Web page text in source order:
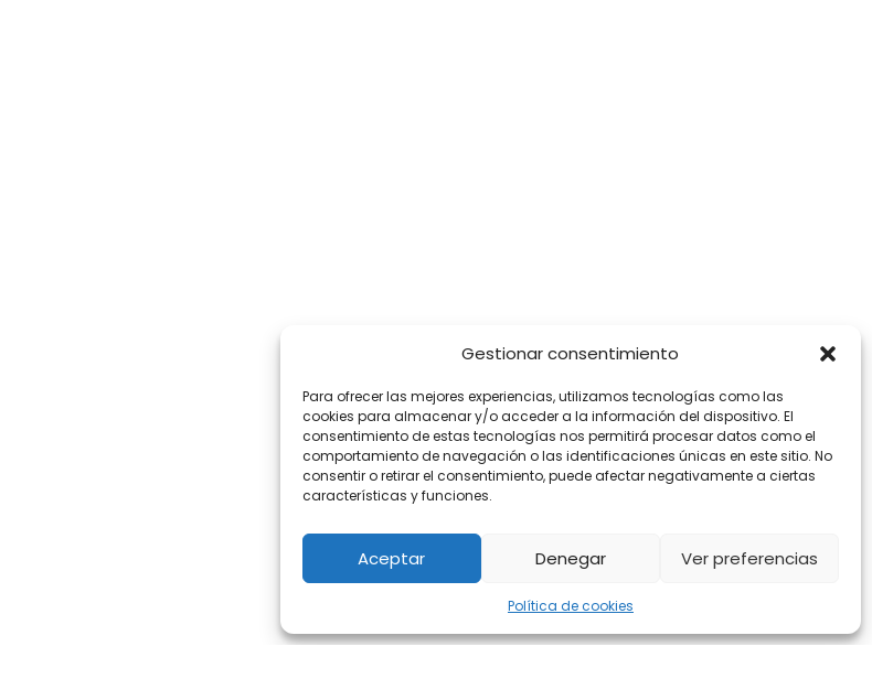
Gestionar consentimiento
Para ofrecer las mejores experiencias, utilizamos tecnologías como las
cookies para almacenar y/o acceder a la información del dispositivo. El
consentimiento de estas tecnologías nos permitirá procesar datos como el
comportamiento de navegación o las identificaciones únicas en este sitio. No
consentir o retirar el consentimiento, puede afectar negativamente a ciertas
características y funciones.
Aceptar Denegar Ver preferencias
Política de cookies